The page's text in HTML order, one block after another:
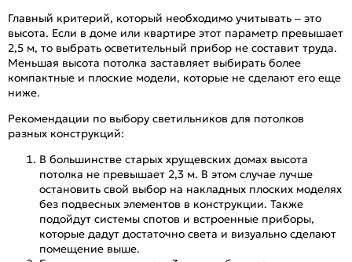
Главный критерий, который необходимо учитывать – это
высота. Если в доме или квартире этот параметр превышает
2,5 м, то выбрать осветительный прибор не составит труда.
Меньшая высота потолка заставляет выбирать более
компактные и плоские модели, которые не сделают его еще
ниже.
Рекомендации по выбору светильников для потолков
разных конструкций:
В большинстве старых хрущевских домах высота
потолка не превышает 2,3 м. В этом случае лучше
остановить свой выбор на накладных плоских моделях
без подвесных элементов в конструкции. Также
подойдут системы спотов и встроенные приборы,
которые дадут достаточно света и визуально сделают
помещение выше.